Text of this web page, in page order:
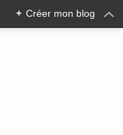
+ Créer mon blog